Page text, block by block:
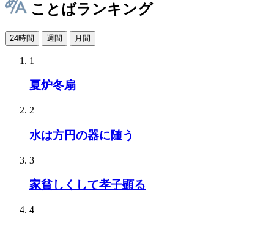
ことばランキング
24時間 週間 月間
1
夏炉冬扇
2
水は方円の器に随う
3
家貧しくして孝子顕る
4